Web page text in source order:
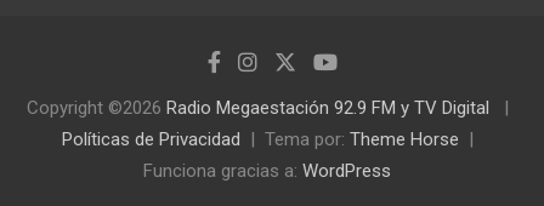
Copyright ©2026 Radio Megaestación 92.9 FM y TV Digital
Políticas de Privacidad
Tema por: Theme Horse
Funciona gracias a: WordPress